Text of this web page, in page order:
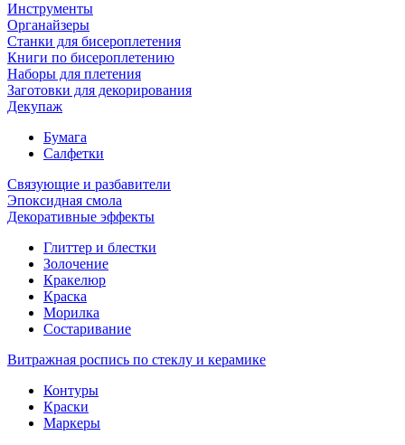
Инструменты
Органайзеры
Станки для бисероплетения
Книги по бисероплетению
Наборы для плетения
Заготовки для декорирования
Декупаж
Бумага
Салфетки
Связующие и разбавители
Эпоксидная смола
Декоративные эффекты
Глиттер и блестки
Золочение
Кракелюр
Краска
Морилка
Состаривание
Витражная роспись по стеклу и керамике
Контуры
Краски
Маркеры